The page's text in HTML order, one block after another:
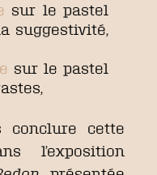
sur le pastel
suggestivité,
sur le pastel
conclure cette
l’exposition